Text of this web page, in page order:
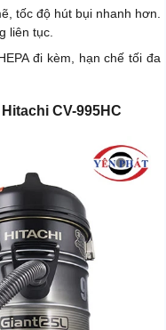
tốc độ hút bụi nhanh hơn.
liên tục.
đi kèm, hạn chế tối đa
CV-995HC